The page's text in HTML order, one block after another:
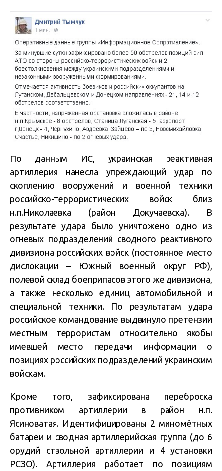
По данным ИС, украинская реактивная
артиллерия нанесла упреждающий удар по
скоплению вооружений и военной техники
российско-террористических войск близ
н.п.Николаевка (район Докучаевска). В
результате удара было уничтожено одно из
огневых подразделений сводного реактивного
дивизиона российских войск (постоянное место
дислокации – Южный военный округ РФ),
полевой склад боеприпасов этого же дивизиона,
а также несколько единиц автомобильной и
специальной техники. По результатам удара
российское командование выдвинуло претензии
местным террористам относительно якобы
имевшей место передачи информации о
позициях российских подразделений украинским
войскам.
Кроме того, зафиксирована переброска
противником артиллерии в район н.п.
Ясиноватая. Идентифицированы 2 миномётных
батареи и сводная артиллерийская группа (до 6
орудий ствольной артиллерии и 4 установки
РСЗО). Артиллерия работает по позициям